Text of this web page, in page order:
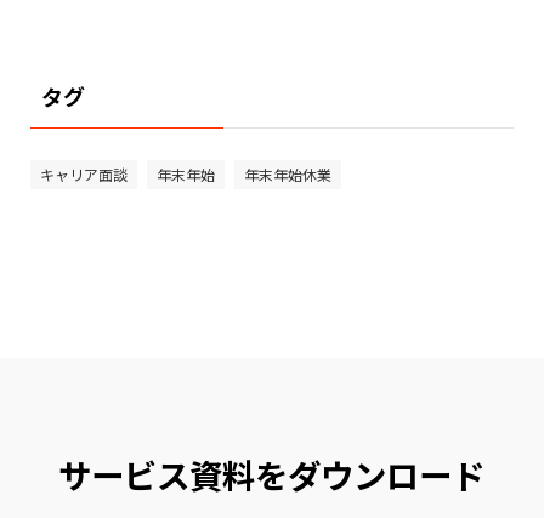
タグ
キャリア面談 年末年始 年末年始休業
サービス資料をダウンロード